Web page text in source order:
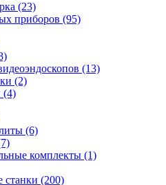
(23)
приборов (95)
(13)
(2)
(4)
(6)
комплекты (1)
станки (200)